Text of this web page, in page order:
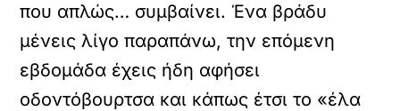
που απλώς… συμβαίνει. Ένα βράδυ
μένεις λίγο παραπάνω, την επόμενη
εβδομάδα έχεις ήδη αφήσει
οδοντόβουρτσα και κάπως έτσι το «έλα